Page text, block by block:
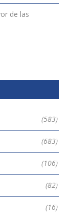
de las
(583)
(683)
(106)
(82)
(16)